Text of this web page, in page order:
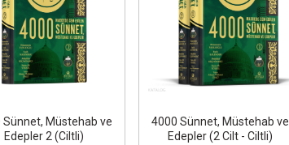
Sünnet, Müstehab ve
Edepler 2 (Ciltli)
4000 Sünnet, Müstehab ve
Edepler (2 Cilt - Ciltli)